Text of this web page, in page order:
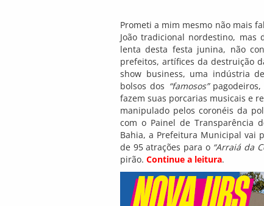
Prometi a mim mesmo não mais
João tradicional nordestino,
lenta desta festa junina, não
prefeitos, artífices da destruição
show business, uma indústria
bolsos dos “famosos”pagodeiros,
fazem suas porcarias musicais e
manipulado pelos coronéis da
com o Painel de Transparência
Bahia, a Prefeitura Municipal vai
de 95 atrações para o“Arraiá da
pirão. Continue a leitura.